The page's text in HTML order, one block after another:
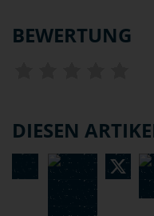
BEWERTUNG
DIESEN